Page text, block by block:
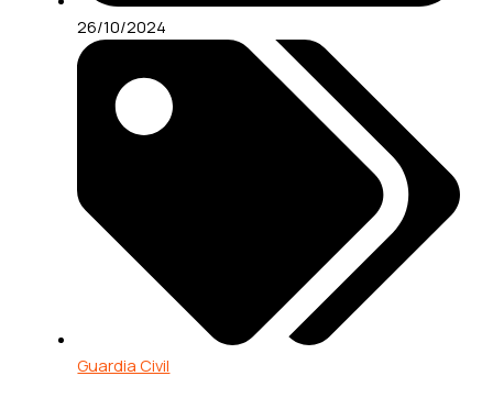
26/10/2024
Guardia Civil